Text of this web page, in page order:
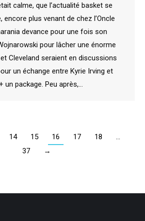
calme, que l’actualité basket se
plus venant de chez l’Oncle
devance pour une fois son
pour lâcher une énorme
Cleveland seraient en discussions
un échange entre Kyrie Irving et
un package. Peu après,…
14 15 16 17 18
…
37
→